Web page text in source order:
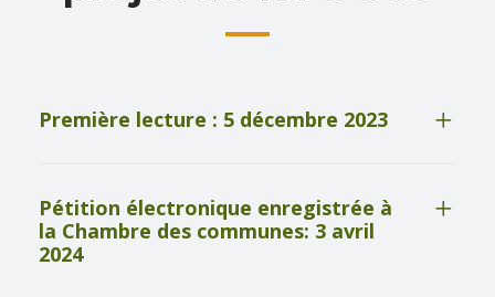
Première lecture : 5 décembre 2023
Pétition électronique enregistrée à
la Chambre des communes: 3 avril
2024